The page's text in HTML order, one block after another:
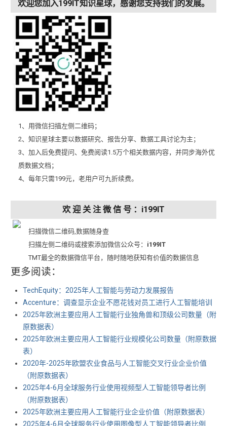
欢迎您加入199IT知识星球，感谢您支持我们的发展。
1、用微信扫描左侧二维码；
2、知识星球主要以数据研究、报告分享、数据工具讨论为主；
3、加入后免费提问、免费阅读1.5万个相关数据内容，并同步海外优
质数据文档；
4、每年只需199元，老用户可九折续费。
欢 迎 关 注 微 信 号 ：i199IT
扫描微信二维码,数据随身查
扫描左侧二维码或搜索添加微信公众号： i199IT
TMT最全的数据微信平台，随时随地获知有价值的数据信息
更多阅读：
TechEquity：2025年人工智能与劳动力发展报告
Accenture：调查显示企业不愿花钱对员工进行人工智能培训
2025年欧洲主要应用人工智能行业独角兽和顶级公司数量（附
原数据表） ​​​
2025年欧洲主要应用人工智能行业规模化公司数量（附原数据
表） ​​​
2020年-2025年欧盟农业食品与人工智能交叉行业企业价值
（附原数据表） ​​​
2025年4-6月全球服务行业使用视频型人工智能领导者比例
（附原数据表） ​​​
2025年欧洲主要应用人工智能行业企业价值（附原数据表） ​​​
2025年4-6月全球服务行业使用图像型人工智能领导者比例